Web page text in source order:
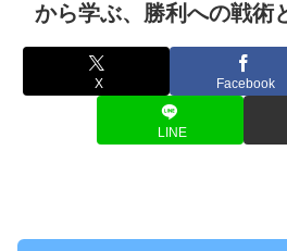
から学ぶ、勝利への戦術
X Facebook
LINE